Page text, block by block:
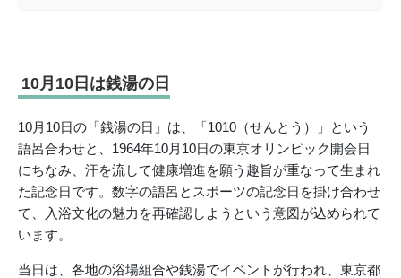
10月10日は銭湯の日
10月10日の「銭湯の日」は、「1010（せんとう）」という
語呂合わせと、1964年10月10日の東京オリンピック開会日
にちなみ、汗を流して健康増進を願う趣旨が重なって生まれ
た記念日です。数字の語呂とスポーツの記念日を掛け合わせ
て、入浴文化の魅力を再確認しようという意図が込められて
います。
当日は、各地の浴場組合や銭湯でイベントが行われ、東京都